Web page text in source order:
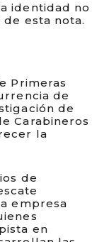
identidad no
esta nota.
Primeras
de
de
Carabineros
la
de
empresa
en